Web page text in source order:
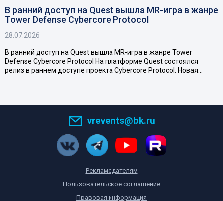
В ранний доступ на Quest вышла MR-игра в жанре
Tower Defense Cybercore Protocol
28.07.2026
В ранний доступ на Quest вышла MR-игра в жанре Tower
Defense Cybercore Protocol На платформе Quest состоялся
релиз в раннем доступе проекта Cybercore Protocol. Новая…
vrevents@bk.ru
Рекламодателям
Пользовательское соглашение
Правовая информация